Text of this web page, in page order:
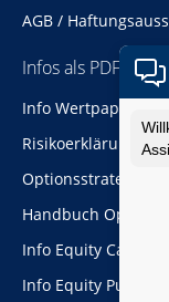
AGB /
Infos als PDF
Navigation
Info Wertpapiere
Risikoerklärung
Optionsstrategien
Handbuch Optionen
Info Equity Call
Info Equity Put